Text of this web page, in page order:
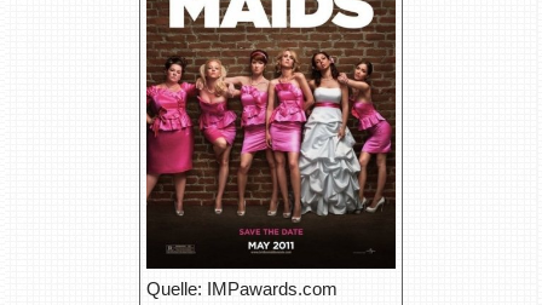
Quelle: IMPawards.com